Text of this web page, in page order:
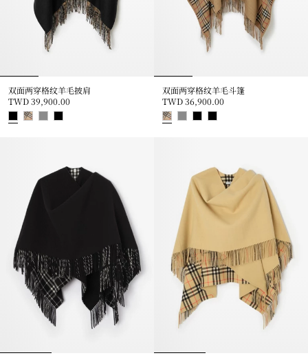
双面两穿格纹羊毛披肩
TWD 39,900.00
双面两穿格纹羊毛斗篷
TWD 36,900.00